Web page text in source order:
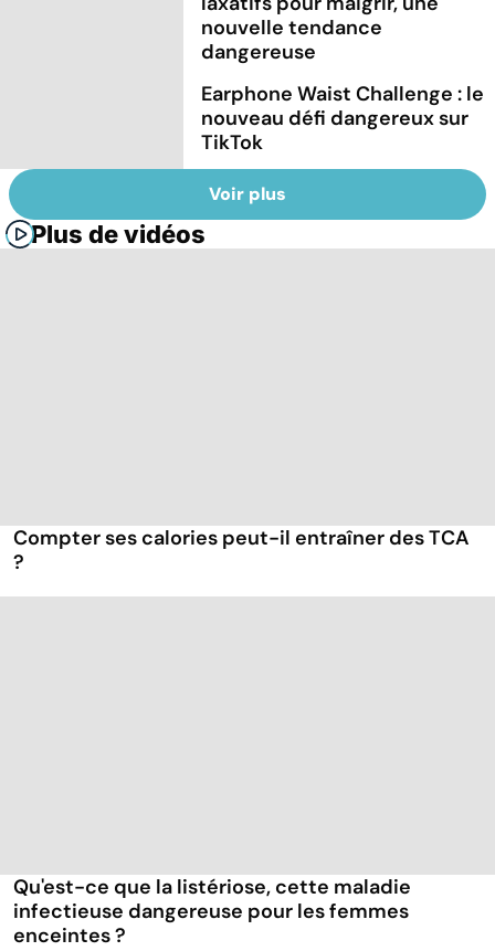
nouvelle tendance
dangereuse
Earphone Waist Challenge : le
nouveau défi dangereux sur
TikTok
Voir plus
Plus de vidéos
Compter ses calories peut-il entraîner des TCA
?
Qu'est-ce que la listériose, cette maladie
infectieuse dangereuse pour les femmes
enceintes ?